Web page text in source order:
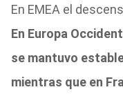
En EMEA el
En Europa
se mantuvo
mientras que en